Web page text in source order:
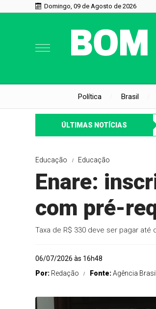
Domingo, 09 de Agosto de 2026
Política Brasil
ÚLTIMAS NOTÍCIAS
Educação Educação
Enare:
com pré-
Taxa de R$ 330 deve ser pagar até
06/07/2026 às 16h48
Por: Redação Fonte:Agência Brasil